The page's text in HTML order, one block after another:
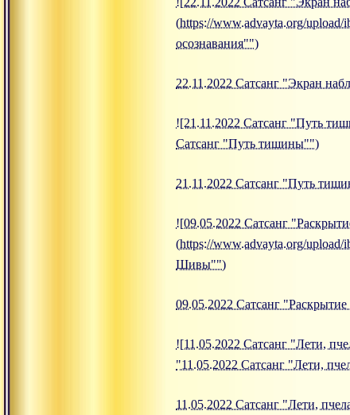
(https://www.advayta.org/
осознавания"")
22.11.2022 Сатсанг "Экран
![21.11.2022 Сатсанг "Путь
Сатсанг "Путь тишины"")
21.11.2022 Сатсанг "Путь
![09.05.2022 Сатсанг
(https://www.advayta.org/upload/
Шивы"")
09.05.2022 Сатсанг
![11.05.2022 Сатсанг "Лети,
"11.05.2022 Сатсанг "Лети,
11.05.2022 Сатсанг "Лети,